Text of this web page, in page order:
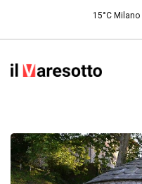
15°C Milano